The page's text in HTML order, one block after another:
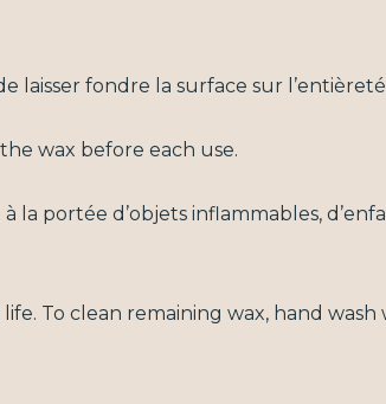
laisser fondre la surface sur
wax before each use.
la portée d’objets inflammables,
To clean remaining wax, hand wash